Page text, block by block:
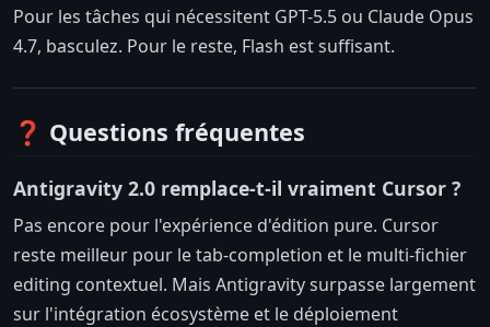
Pour les tâches qui nécessitent GPT-5.5 ou Claude Opus
4.7, basculez. Pour le reste, Flash est suffisant.
❓ Questions fréquentes
Antigravity 2.0 remplace-t-il vraiment Cursor ?
Pas encore pour l'expérience d'édition pure. Cursor
reste meilleur pour le tab-completion et le multi-fichier
editing contextuel. Mais Antigravity surpasse largement
sur l'intégration écosystème et le déploiement